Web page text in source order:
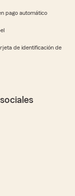
pago automático
de identificación de